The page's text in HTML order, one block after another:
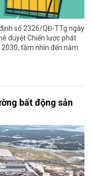
số 2326/QĐ-TTg ngày
duyệt Chiến lược phát
tầm nhìn đến năm
bất động sản